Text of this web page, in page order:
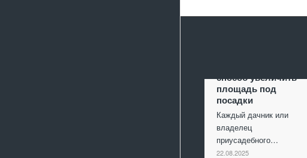
способ увеличить
площадь под
посадки
Каждый дачник или
владелец
приусадебного…
22.08.2025